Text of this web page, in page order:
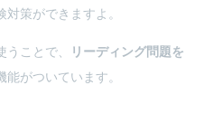
策ができますよ。
ことで、
リーディング問題を
能がついています。